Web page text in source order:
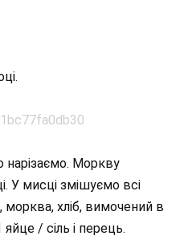
нарізаємо. Моркву
У мисці змішуємо всі
морква, хліб, вимочений в
/ сіль і перець.